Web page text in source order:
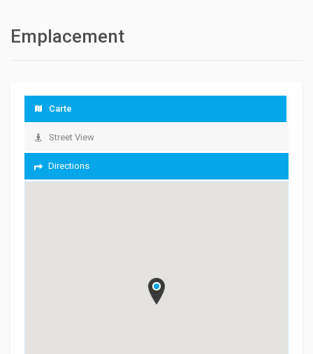
Emplacement
Carte
Street View
Directions